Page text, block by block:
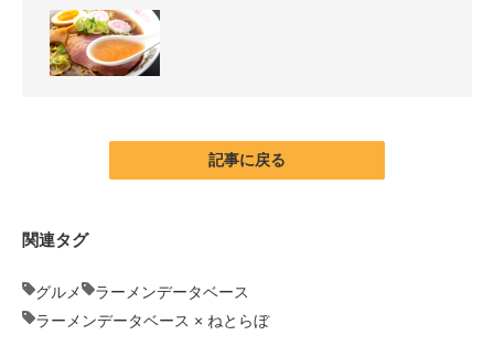
マーケ×ITの今がよく分かる
ITエンジニア向け専門サイト
IT製品の技術・比較・事例
モノづくり技術者専門サイト
エレクトロニクス専門サイト
記事に戻る
関連タグ
グルメ
ラーメンデータベース
ラーメンデータベース × ねとらぼ